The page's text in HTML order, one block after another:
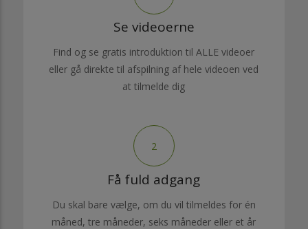
Se videoerne
Find og se gratis introduktion til ALLE videoer
eller gå direkte til afspilning af hele videoen ved
at tilmelde dig
2
Få fuld adgang
Du skal bare vælge, om du vil tilmeldes for én
måned, tre måneder, seks måneder eller et år